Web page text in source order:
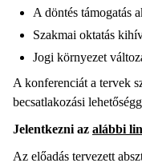
A döntés támogatás
Szakmai oktatás
Jogi környezet
A konferenciát a tervek
becsatlakozási
Jelentkezni az alábbi
Az előadás tervezett